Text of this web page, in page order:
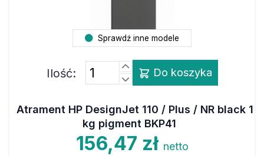
Sprawdź inne modele
Ilość: Do koszyka
Atrament HP DesignJet 110 / Plus / NR black 1
kg pigment BKP41
156,47 zł netto